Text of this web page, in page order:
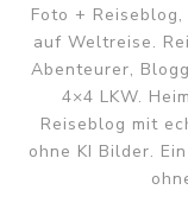
Foto +
auf Weltreise.
Abenteurer,
4×4 LKW.
Reiseblog mit
ohne KI Bilder.